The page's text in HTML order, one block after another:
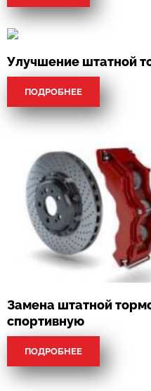
Улучшение штатной
ПОДРОБНЕЕ
Замена штатной
спортивную
ПОДРОБНЕЕ